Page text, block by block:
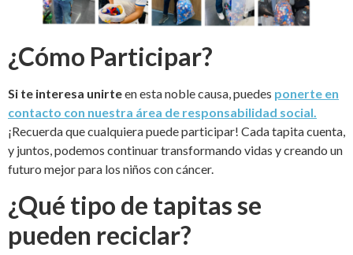
¿Cómo Participar?
Si te interesa unirteen esta noble causa, puedes ponerte en
contacto con nuestra área de responsabilidad social.
¡Recuerda que cualquiera puede participar! Cada tapita cuenta,
y juntos, podemos continuar transformando vidas y creando un
futuro mejor para los niños con cáncer.
¿Qué tipo de tapitas se
pueden reciclar?